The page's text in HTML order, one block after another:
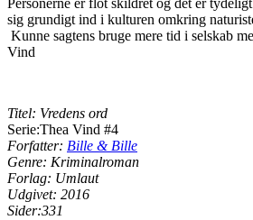
Personerne er flot skildret og det er
sig grundigt ind i kulturen omkring
Kunne sagtens bruge mere tid i selskab
Vind
Titel: Vredens ord
Serie:Thea Vind #4
Forfatter: Bille & Bille
Genre: Kriminalroman
Forlag: Umlaut
Udgivet: 2016
Sider:331